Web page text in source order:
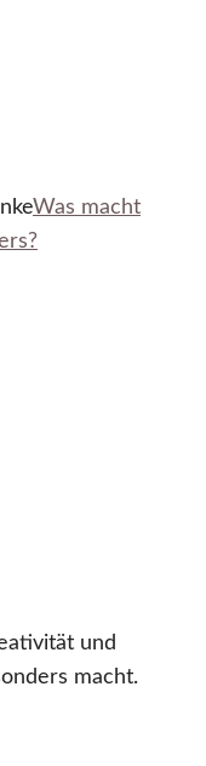
Was macht
und
macht.